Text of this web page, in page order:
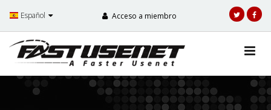
Español Acceso a miembro